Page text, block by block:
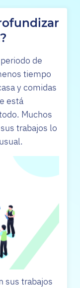
de
tiempo
y comidas
está
Muchos
trabajos lo
sus trabajos